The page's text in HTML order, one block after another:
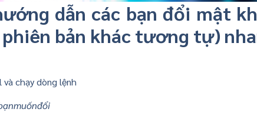
dẫn các bạn đổi mật
phiên bản khác tương tự)
chạy dòng lệnh